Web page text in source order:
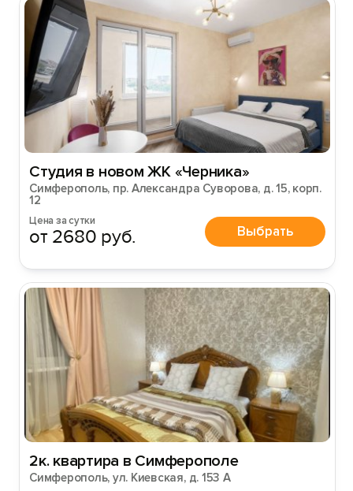
Студия в новом ЖК «Черника»
Симферополь, пр. Александра Суворова, д. 15, корп.
12
Цена за сутки
от 2680 руб. Выбрать
2к. квартира в Симферополе
Симферополь, ул. Киевская, д. 153 А